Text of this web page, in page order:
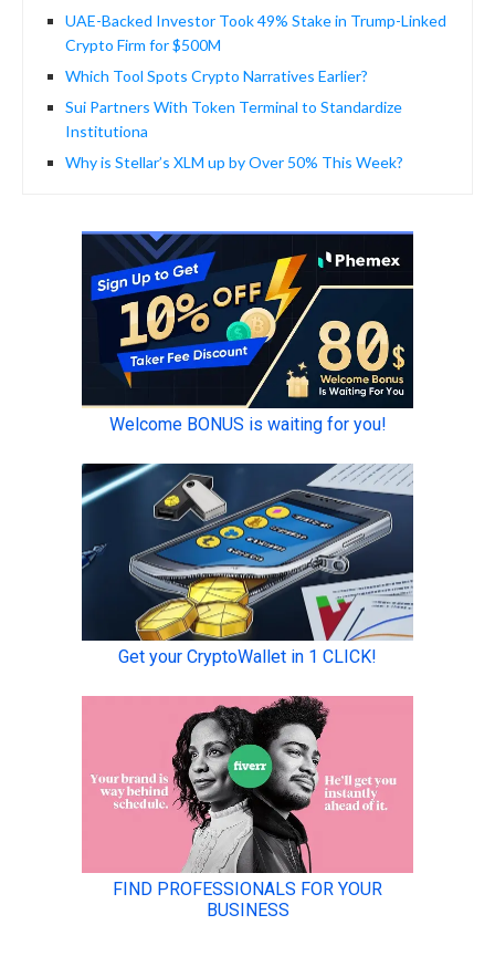
UAE-Backed Investor Took 49% Stake in Trump-Linked
Crypto Firm for $500M
Which Tool Spots Crypto Narratives Earlier?
Sui Partners With Token Terminal to Standardize
Institutiona
Why is Stellar’s XLM up by Over 50% This Week?